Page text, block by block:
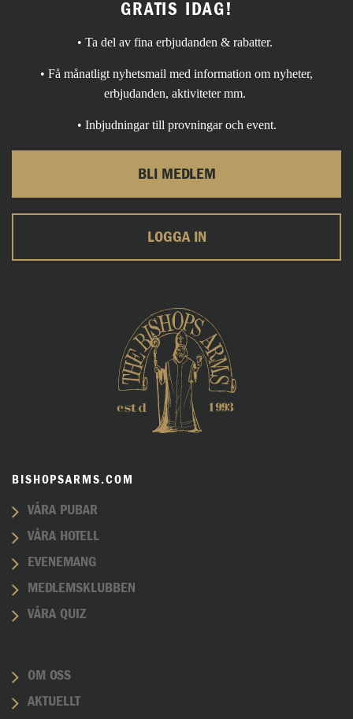
GRATIS IDAG!
• Ta del av fina erbjudanden & rabatter.
• Få månatligt nyhetsmail med information om nyheter,
erbjudanden, aktiviteter mm.
• Inbjudningar till provningar och event.
BLI MEDLEM
LOGGA IN
BISHOPSARMS.COM
VÅRA PUBAR
VÅRA HOTELL
EVENEMANG
MEDLEMSKLUBBEN
VÅRA QUIZ
OM OSS
AKTUELLT